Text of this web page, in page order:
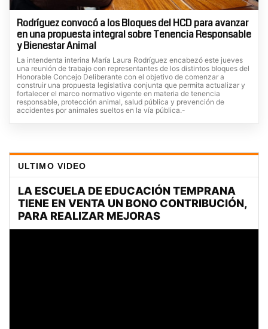
Rodríguez convocó a los Bloques del HCD para avanzar
en una propuesta integral sobre Tenencia Responsable
y Bienestar Animal
La intendenta interina María Laura Rodríguez encabezó este jueves
una reunión de trabajo con representantes de los distintos bloques del
Honorable Concejo Deliberante con el objetivo de comenzar a
construir una propuesta legislativa conjunta que permita actualizar y
fortalecer el marco normativo vigente en materia de tenencia
responsable, protección animal, salud pública y prevención de
accidentes por animales sueltos en la vía pública.-
ULTIMO VIDEO